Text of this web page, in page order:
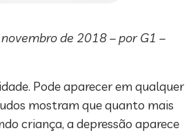
de 2018 – por G1 –
Pode aparecer em qualquer
mostram que quanto mais
criança, a depressão aparece